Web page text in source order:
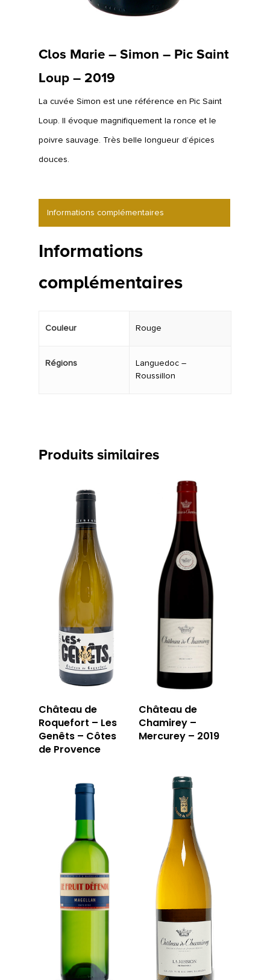
Clos Marie – Simon – Pic Saint
Loup – 2019
La cuvée Simon est une référence en Pic Saint
Loup. Il évoque magnifiquement la ronce et le
poivre sauvage. Très belle longueur d’épices
douces.
Informations complémentaires
Informations
complémentaires
Couleur Rouge
Régions
Languedoc –
Roussillon
Produits similaires
Château de
Roquefort – Les
Genêts – Côtes
de Provence
Château de
Chamirey –
Mercurey – 2019
LA CAVE
LA CAVE
APERÇU DE NOTRE
LA TABLE
LA CARTE DU
JOUR
RÉSERVER
59 rue Grignan
T: 04 91 33 46 59